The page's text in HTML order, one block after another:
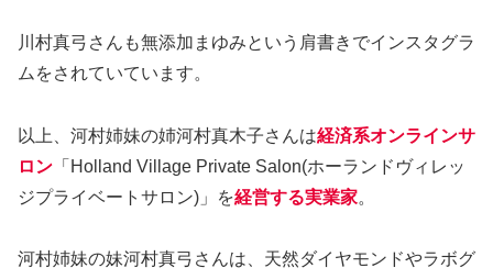
川村真弓さんも無添加まゆみという肩書きでインスタグラ
ムをされていています。
以上、河村姉妹の姉河村真木子さんは経済系オンラインサ
ロン 「Holland Village Private Salon(ホーランドヴィレッ
ジプライベートサロン)」を経営する実業家。
河村姉妹の妹河村真弓さんは、天然ダイヤモンドやラボグ